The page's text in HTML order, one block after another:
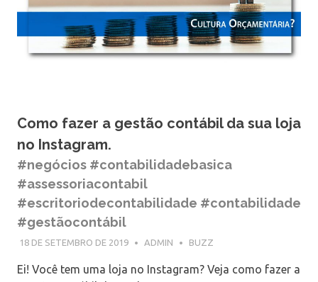
Como fazer a gestão contábil da sua loja
no Instagram.
#negócios #contabilidadebasica
#assessoriacontabil
#escritoriodecontabilidade #contabilidade
#gestãocontábil
18 DE SETEMBRO DE 2019 ADMIN BUZZ
Ei! Você tem uma loja no Instagram? Veja como fazer a